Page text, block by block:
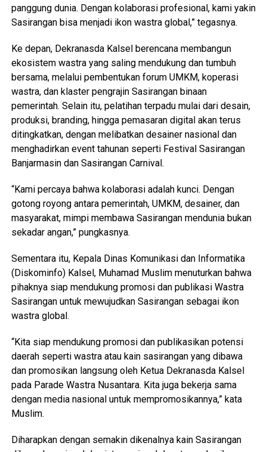
panggung dunia. Dengan kolaborasi profesional, kami yakin
Sasirangan bisa menjadi ikon wastra global,” tegasnya.
Ke depan, Dekranasda Kalsel berencana membangun
ekosistem wastra yang saling mendukung dan tumbuh
bersama, melalui pembentukan forum UMKM, koperasi
wastra, dan klaster pengrajin Sasirangan binaan
pemerintah. Selain itu, pelatihan terpadu mulai dari desain,
produksi, branding, hingga pemasaran digital akan terus
ditingkatkan, dengan melibatkan desainer nasional dan
menghadirkan event tahunan seperti Festival Sasirangan
Banjarmasin dan Sasirangan Carnival.
“Kami percaya bahwa kolaborasi adalah kunci. Dengan
gotong royong antara pemerintah, UMKM, desainer, dan
masyarakat, mimpi membawa Sasirangan mendunia bukan
sekadar angan,” pungkasnya.
Sementara itu, Kepala Dinas Komunikasi dan Informatika
(Diskominfo) Kalsel, Muhamad Muslim menuturkan bahwa
pihaknya siap mendukung promosi dan publikasi Wastra
Sasirangan untuk mewujudkan Sasirangan sebagai ikon
wastra global.
“Kita siap mendukung promosi dan publikasikan potensi
daerah seperti wastra atau kain sasirangan yang dibawa
dan promosikan langsung oleh Ketua Dekranasda Kalsel
pada Parade Wastra Nusantara. Kita juga bekerja sama
dengan media nasional untuk mempromosikannya,” kata
Muslim.
Diharapkan dengan semakin dikenalnya kain Sasirangan